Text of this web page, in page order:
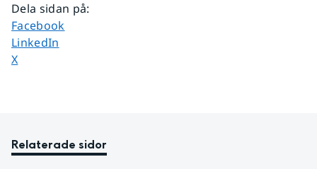
Dela sidan på:
Dela sidan på
Facebook
Dela sidan på
LinkedIn
Dela sidan på
X
Relaterade sidor